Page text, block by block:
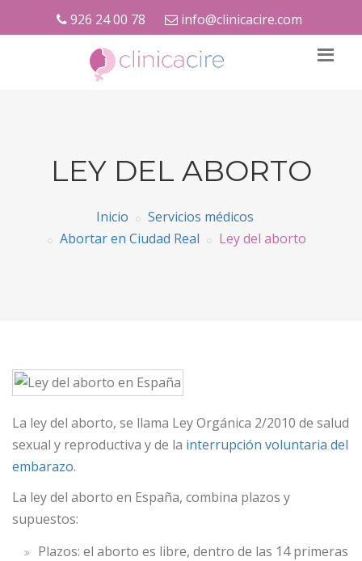
926 24 00 78 info@clinicacire.com
LEY DEL ABORTO
Inicio
Servicios médicos
Abortar en Ciudad Real
Ley del aborto
La ley del aborto, se llama Ley Orgánica 2/2010 de salud
sexual y reproductiva y de la interrupción voluntaria del
embarazo.
La ley del aborto en España, combina plazos y
supuestos:
Plazos: el aborto es libre, dentro de las 14 primeras